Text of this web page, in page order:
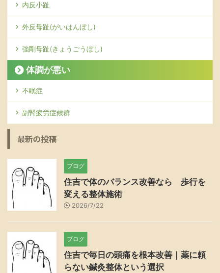
内反小趾
外反母趾(がいはんぼし)
強剛母趾(きょうごうぼし)
体調が悪い
不眠症
副腎疲労症候群
最新の投稿
ブログ
住吉で体のバランス改善なら 歩行を
変える整体施術
2026/7/22
ブログ
住吉で毎日の頭痛を根本改善｜薬に頼
らない鍼灸整体という選択